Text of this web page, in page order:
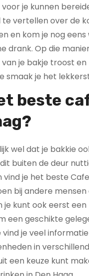
je kunnen
te vertellen over de
en kom je nog
drank. Op die
je bakje troost en
smaak je het
beste
wel dat je bakkie
buiten de deur
vind je het beste
bij andere mensen
je kunt ook eerst een
een geschikte
vind je veel
in
een keuze kunt